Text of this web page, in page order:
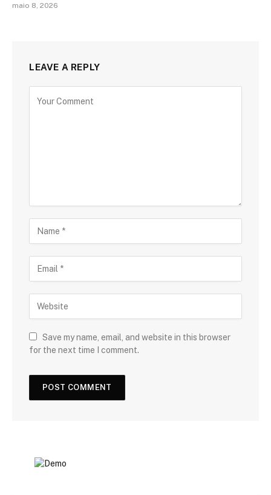
maio 8, 2026
LEAVE A REPLY
Save my name, email, and website in this browser
for the next time I comment.